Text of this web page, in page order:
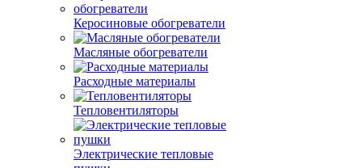
Керосиновые обогреватели
Масляные обогреватели
Расходные материалы
Тепловентиляторы
Электрические тепловые